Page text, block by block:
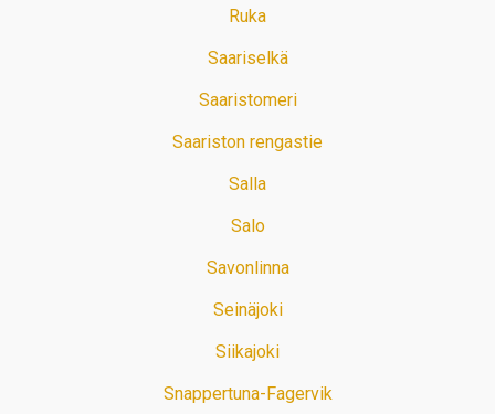
Ruka
Saariselkä
Saaristomeri
Saariston rengastie
Salla
Salo
Savonlinna
Seinäjoki
Siikajoki
Snappertuna-Fagervik